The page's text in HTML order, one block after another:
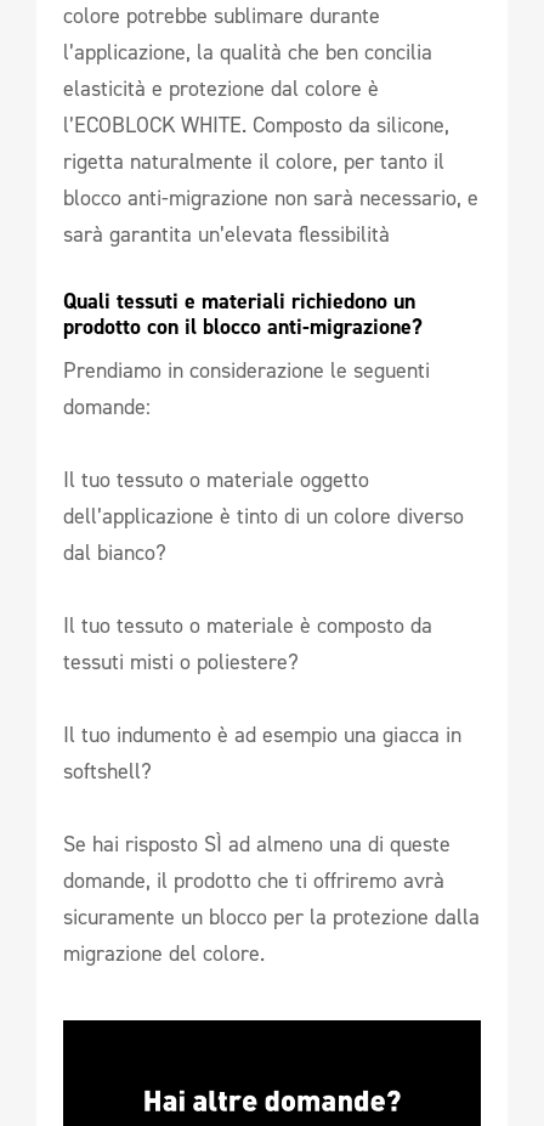
colore potrebbe sublimare durante
l’applicazione, la qualità che ben concilia
elasticità e protezione dal colore è
l’ECOBLOCK WHITE. Composto da silicone,
rigetta naturalmente il colore, per tanto il
blocco anti-migrazione non sarà necessario, e
sarà garantita un’elevata flessibilità
Quali tessuti e materiali richiedono un
prodotto con il blocco anti-migrazione?
Prendiamo in considerazione le seguenti
domande:
Il tuo tessuto o materiale oggetto
dell’applicazione è tinto di un colore diverso
dal bianco?
Il tuo tessuto o materiale è composto da
tessuti misti o poliestere?
Il tuo indumento è ad esempio una giacca in
softshell?
Se hai risposto SÌ ad almeno una di queste
domande, il prodotto che ti offriremo avrà
sicuramente un blocco per la protezione dalla
migrazione del colore.